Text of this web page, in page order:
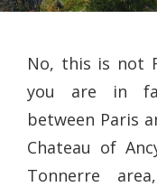
No, this is not
you are in
between Paris
Chateau of
Tonnerre